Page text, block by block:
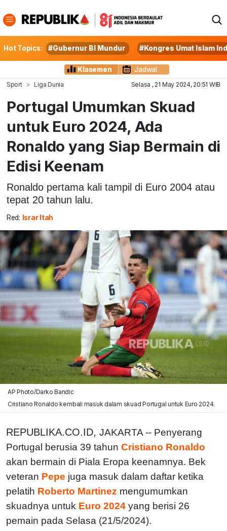
Hot Topics: #Gubernur BI Mundur #Kongres Umat Islam
Klasemen Jadwal
Sport Liga Dunia Selasa , 21 May 2024, 20:51 WIB
Portugal Umumkan Skuad
untuk Euro 2024, Ada
Ronaldo yang Siap Bermain di
Edisi Keenam
Ronaldo pertama kali tampil di Euro 2004 atau
tepat 20 tahun lalu.
Red: Israr Itah
AP Photo/Darko Bandic
Cristiano Ronaldo kembali masuk dalam skuad Portugal untuk Euro 2024.
REPUBLIKA.CO.ID, JAKARTA -- Penyerang
Portugal berusia 39 tahun Cristiano Ronaldo
akan bermain di Piala Eropa keenamnya. Bek
veteran Pepe juga masuk dalam daftar ketika
pelatih Roberto Martinez mengumumkan
skuadnya untuk Euro 2024 yang berisi 26
pemain pada Selasa (21/5/2024).